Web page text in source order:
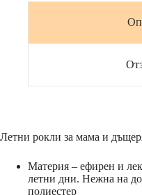
Летни рокли за мама и
Материя – ефирен и
летни дни. Нежна на
полиестер